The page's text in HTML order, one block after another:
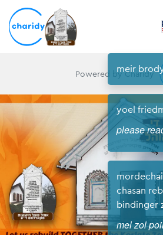
Powered by Charidy
meir
yoel
please
chasan
bindinger
mel zol